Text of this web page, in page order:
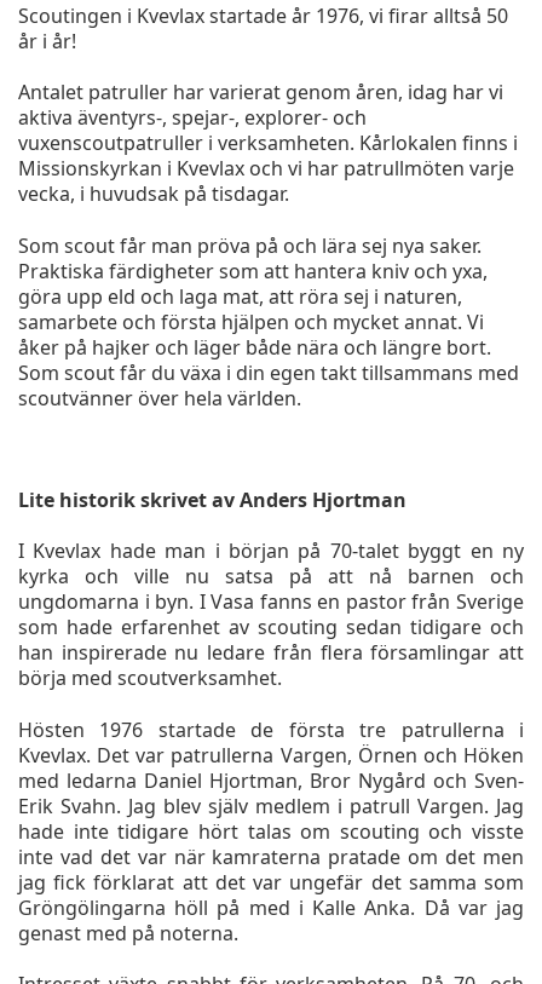
Scoutingen i Kvevlax startade år 1976, vi firar alltså 50
år i år!
Antalet patruller har varierat genom åren, idag har vi
aktiva äventyrs-, spejar-, explorer- och
vuxenscoutpatruller i verksamheten. Kårlokalen finns i
Missionskyrkan i Kvevlax och vi har patrullmöten varje
vecka, i huvudsak på tisdagar.
Som scout får man pröva på och lära sej nya saker.
Praktiska färdigheter som att hantera kniv och yxa,
göra upp eld och laga mat, att röra sej i naturen,
samarbete och första hjälpen och mycket annat. Vi
åker på hajker och läger både nära och längre bort.
Som scout får du växa i din egen takt tillsammans med
scoutvänner över hela världen.
Lite historik skrivet av Anders Hjortman
I Kvevlax hade man i början på 70-talet byggt en ny
kyrka och ville nu satsa på att nå barnen och
ungdomarna i byn. I Vasa fanns en pastor från Sverige
som hade erfarenhet av scouting sedan tidigare och
han inspirerade nu ledare från flera församlingar att
börja med scoutverksamhet.
Hösten 1976 startade de första tre patrullerna i
Kvevlax. Det var patrullerna Vargen, Örnen och Höken
med ledarna Daniel Hjortman, Bror Nygård och Sven-
Erik Svahn. Jag blev själv medlem i patrull Vargen. Jag
hade inte tidigare hört talas om scouting och visste
inte vad det var när kamraterna pratade om det men
jag fick förklarat att det var ungefär det samma som
Gröngölingarna höll på med i Kalle Anka. Då var jag
genast med på noterna.